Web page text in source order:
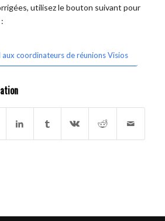
utilisez le bouton suivant pour
aux coordinateurs de réunions Visios